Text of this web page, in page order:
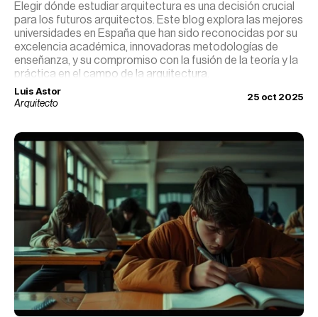
Elegir dónde estudiar arquitectura es una decisión crucial
para los futuros arquitectos. Este blog explora las mejores
universidades en España que han sido reconocidas por su
excelencia académica, innovadoras metodologías de
enseñanza, y su compromiso con la fusión de la teoría y la
práctica en el campo de la arquitectura.
Luis Astor
Arquitecto
25 oct 2025